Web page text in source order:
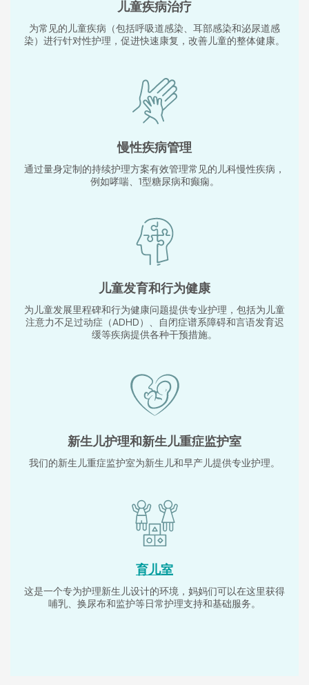
儿童疾病治疗
为常见的儿童疾病（包括呼吸道感染、耳部感染和泌尿道感
染）进行针对性护理，促进快速康复，改善儿童的整体健康。
慢性疾病管理
通过量身定制的持续护理方案有效管理常见的儿科慢性疾病，
例如哮喘、1型糖尿病和癫痫。
儿童发育和行为健康
为儿童发展里程碑和行为健康问题提供专业护理，包括为儿童
注意力不足过动症（ADHD）、自闭症谱系障碍和言语发育迟
缓等疾病提供各种干预措施。
新生儿护理和新生儿重症监护室
我们的新生儿重症监护室为新生儿和早产儿提供专业护理。
育儿室
这是一个专为护理新生儿设计的环境，妈妈们可以在这里获得
哺乳、换尿布和监护等日常护理支持和基础服务。